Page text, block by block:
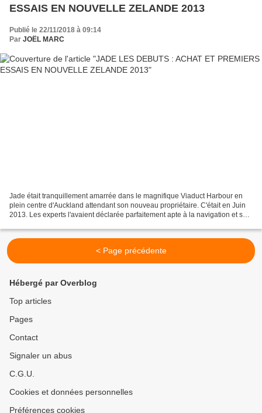
ESSAIS EN NOUVELLE ZELANDE 2013
Publié le 22/11/2018 à 09:14
Par JOËL MARC
Jade était tranquillement amarrée dans le magnifique Viaduct Harbour en
plein centre d'Auckland attendant son nouveau propriétaire. C'était en Juin
2013. Les experts l'avaient déclarée parfaitement apte à la navigation et son
< Page précédente
Hébergé par Overblog
Top articles
Pages
Contact
Signaler un abus
C.G.U.
Cookies et données personnelles
Préférences cookies